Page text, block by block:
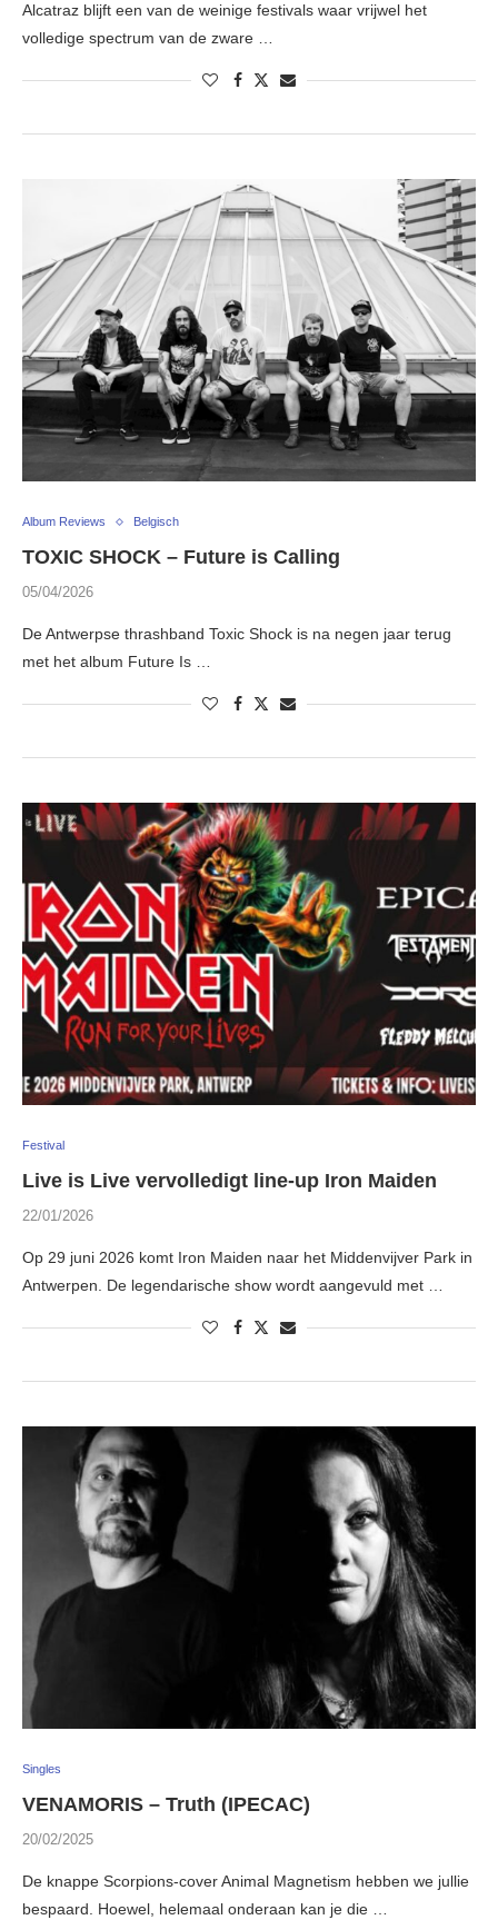
Alcatraz blijft een van de weinige festivals waar vrijwel het
volledige spectrum van de zware …
Album Reviews Belgisch
TOXIC SHOCK – Future is Calling
05/04/2026
De Antwerpse thrashband Toxic Shock is na negen jaar terug
met het album Future Is …
Festival
Live is Live vervolledigt line-up Iron Maiden
22/01/2026
Op 29 juni 2026 komt Iron Maiden naar het Middenvijver Park in
Antwerpen. De legendarische show wordt aangevuld met …
Singles
VENAMORIS – Truth (IPECAC)
20/02/2025
De knappe Scorpions-cover Animal Magnetism hebben we jullie
bespaard. Hoewel, helemaal onderaan kan je die …